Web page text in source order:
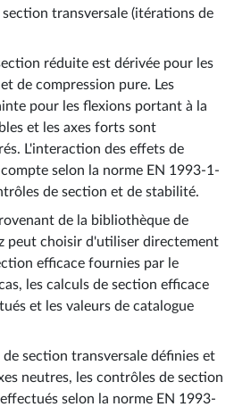
transversale (itérations de
réduite est dérivée pour les
de compression pure. Les
pour les flexions portant à la
et les axes forts sont
L'interaction des effets de
selon la norme EN 1993-1-
de section et de stabilité.
de la bibliothèque de
peut choisir d'utiliser directement
efficace fournies par le
les calculs de section efficace
et les valeurs de catalogue
section transversale définies et
neutres, les contrôles de section
selon la norme EN 1993-